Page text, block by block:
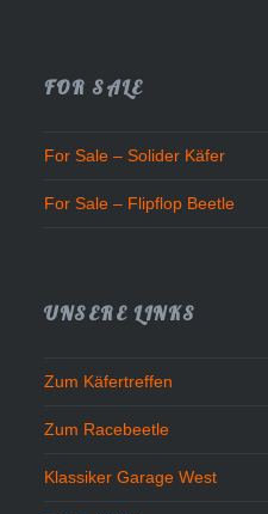
FOR SALE
For Sale – Solider Käfer
For Sale – Flipflop Beetle
UNSERE LINKS
Zum Käfertreffen
Zum Racebeetle
Klassiker Garage West